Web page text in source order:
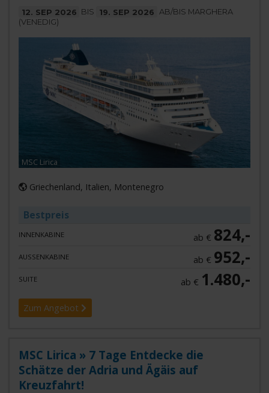
12. SEP 2026 BIS 19. SEP 2026
AB/BIS MARGHERA
(VENEDIG)
MSC Lirica
Griechenland, Italien, Montenegro
Bestpreis
INNENKABINE ab € 824,-
AUSSENKABINE ab € 952,-
SUITE ab € 1.480,-
Zum Angebot
MSC Lirica » 7 Tage Entdecke die
Schätze der Adria und Ägäis auf
Kreuzfahrt!